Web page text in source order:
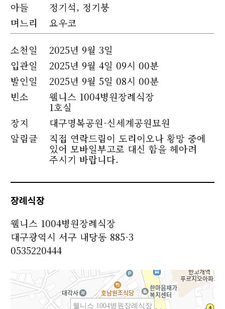
아들
정기석, 정기붕
며느리
요우코
소천일
2025년 9월 3일
입관일
2025년 9월 4일 09시 00분
발인일
2025년 9월 5일 08시 00분
빈소
웰니스 1004병원장례식장
1호실
장지
대구명복공원-신세계공원묘원
알림글
직접 연락드림이 도리이오나 황망 중에
있어 모바일부고로 대신 함을 헤아려
주시기 바랍니다.
장례식장
웰니스 1004병원장례식장
대구광역시 서구 내당동 885-3
0535220444
웰니스 1004병원장례식장